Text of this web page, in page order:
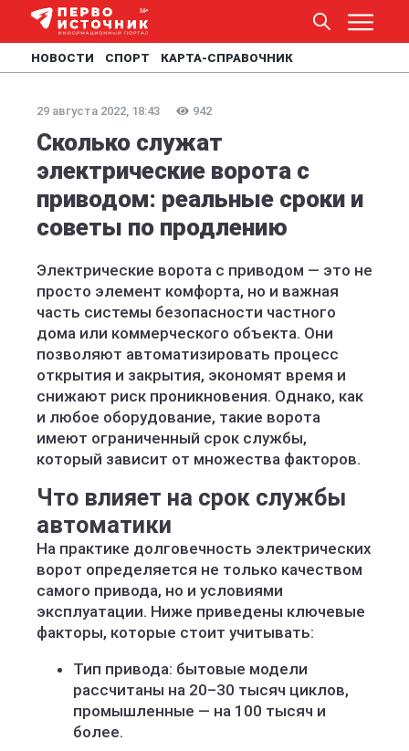
НОВОСТИ СПОРТ КАРТА-СПРАВОЧНИК
29 августа 2022, 18:43 942
Сколько служат
электрические ворота с
приводом: реальные сроки и
советы по продлению
Электрические ворота с приводом — это не
просто элемент комфорта, но и важная
часть системы безопасности частного
дома или коммерческого объекта. Они
позволяют автоматизировать процесс
открытия и закрытия, экономят время и
снижают риск проникновения. Однако, как
и любое оборудование, такие ворота
имеют ограниченный срок службы,
который зависит от множества факторов.
Что влияет на срок службы
автоматики
На практике долговечность электрических
ворот определяется не только качеством
самого привода, но и условиями
эксплуатации. Ниже приведены ключевые
факторы, которые стоит учитывать:
Тип привода: бытовые модели
рассчитаны на 20–30 тысяч циклов,
промышленные — на 100 тысяч и
более.